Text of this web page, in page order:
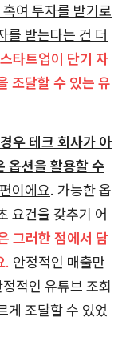
여 투자를 받기로
를 받는다는 건 더
스타트업이 단기 자
조달할 수 있는 유
우 테크 회사가 아
옵션을 활용할 수
이에요. 가능한 옵
요건을 갖추기 어
그러한 점에서 담
. 안정적인 매출만
적인 유튜브 조회
게 조달할 수 있었